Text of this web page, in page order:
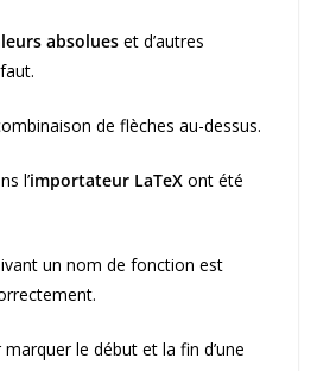
absolues et d’autres
de flèches au-dessus.
l’importateur LaTeX ont été
un nom de fonction est
le début et la fin d’une